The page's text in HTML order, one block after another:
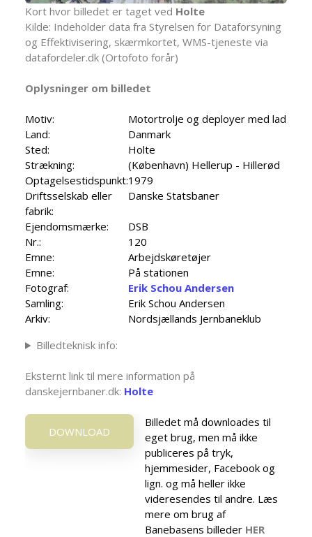
Kort hvor billedet er taget ved Holte
Kilde: Indeholder data fra Styrelsen for Dataforsyning
og Effektivisering, skærmkortet, WMS-tjeneste via
datafordeler.dk (Ortofoto forår)
Oplysninger om billedet
Motiv:
Motortrolje og deployer med lad
Land:
Danmark
Sted:
Holte
Strækning:
(København) Hellerup - Hillerød
Optagelsestidspunkt:1979
Driftsselskab eller
fabrik:
Danske Statsbaner
Ejendomsmærke:
DSB
Nr.:
120
Emne:
Arbejdskøretøjer
Emne:
På stationen
Fotograf:
Erik Schou Andersen
Samling:
Erik Schou Andersen
Arkiv:
Nordsjællands Jernbaneklub
Billedteknisk info:
Eksternt link til mere information på
danskejernbaner.dk: Holte
DOWNLOAD
Billedet må downloades til
eget brug, men må ikke
publiceres på tryk,
hjemmesider, Facebook og
lign. og må heller ikke
videresendes til andre. Læs
mere om brug af
Banebasens billeder HER